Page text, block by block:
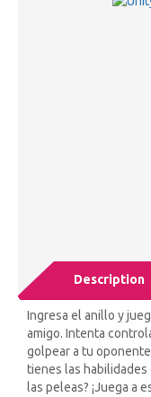
Description
Ingresa el anillo y
amigo. Intenta
golpear a tu
tienes las habilidades
las peleas? ¡Juega a